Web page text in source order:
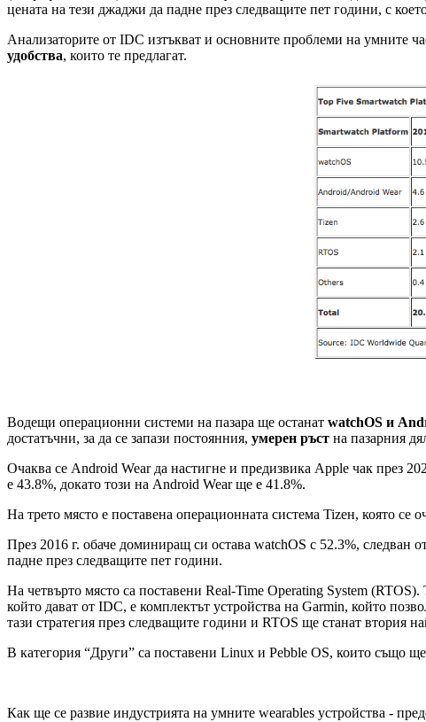
цената на тези джаджи да падне през следващите пет години, с
Анализаторите от IDC изтъкват и основните проблеми на умните
удобства, които те предлагат.
Водещи операционни системи на пазара ще останат watchOS и
достатъчни, за да се запази постоянния, умерен ръст на пазарния
Очаква се Android Wear да настигне и предизвика Apple чак през
е 43.8%, докато този на Android Wear ще е 41.8%.
На трето място е поставена операционната система Tizeн, която се
През 2016 г. обаче доминиращ си остава watchOS с 52.3%, следван
падне през следващите пет години.
На четвърто място са поставени Real-Time Operating System
който дават от IDC, е комплектът устройства на Garmin, който
тази стратегия през следващите години и RTOS ще станат втория
В категория “Други” са поставени Linux и Pebble OS, които също
Как ще се развие индустрията на умните wearables устройства -